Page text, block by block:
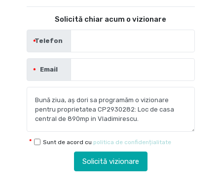
Solicită chiar acum o vizionare
Telefon
Email
Sunt de acord cu politica de confidențialitate
Solicită vizionare